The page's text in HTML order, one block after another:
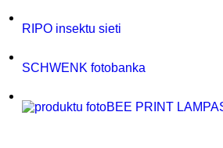
RIPO insektu sieti
SCHWENK fotobanka
BEE PRINT